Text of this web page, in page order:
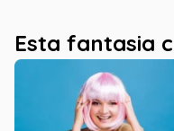
Esta fantasia